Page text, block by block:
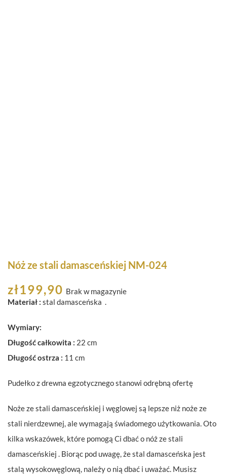
Nóż ze stali damasceńskiej NM-024
zł199,90 Brak w magazynie
Materiał : stal damasceńska .
Wymiary:
Długość całkowita : 22 cm
Długość ostrza : 11 cm
Pudełko z drewna egzotycznego stanowi odrębną ofertę
Noże ze stali damasceńskiej i węglowej są lepsze niż noże ze
stali nierdzewnej, ale wymagają świadomego użytkowania. Oto
kilka wskazówek, które pomogą Ci dbać o nóż ze stali
damasceńskiej . Biorąc pod uwagę, że stal damasceńska jest
stalą wysokowęglową, należy o nią dbać i uważać. Musisz